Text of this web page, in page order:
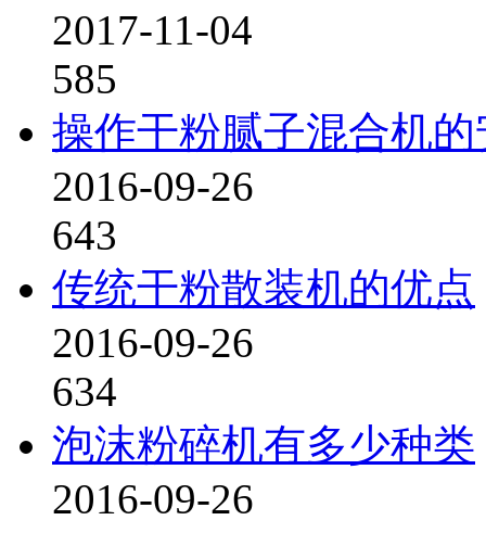
2017-11-04
585
操作干粉腻子混合机
2016-09-26
643
传统干粉散装机的优点
2016-09-26
634
泡沫粉碎机有多少种类
2016-09-26